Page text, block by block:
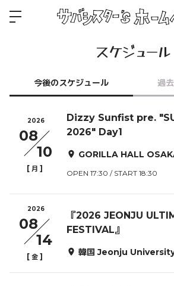
スケジュール
今後のスケジュール 過
2026
08
10
[ 月]
Dizzy Sunfist pre.
2026" Day1
GORILLA HALL
OPEN 17:30 / START 18:30
2026
08
14
[ 金]
『2026 JEONJU
FESTIVAL』